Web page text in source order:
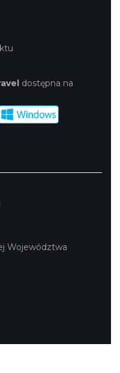
dostępna na
Województwa